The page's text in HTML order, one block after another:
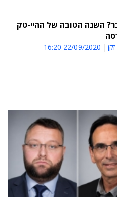
השנה הטובה של ההיי-טק
22/09/2020 16:20